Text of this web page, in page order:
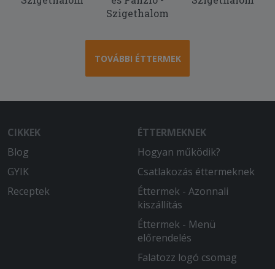
Szigethalom
TOVÁBBI ÉTTERMEK
CIKKEK
Blog
GYIK
Receptek
ÉTTERMEKNEK
Hogyan működik?
Csatlakozás éttermeknek
Éttermek - Azonnali
kiszállítás
Éttermek - Menü
előrendelés
Falatozz logó csomag